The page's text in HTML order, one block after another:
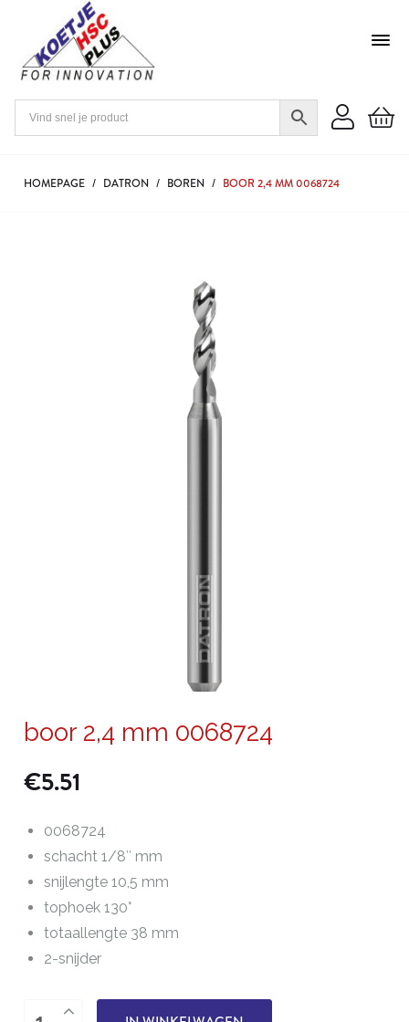
HOMEPAGE / DATRON / BOREN / BOOR 2,4 MM 0068724
boor 2,4 mm 0068724
€5.51
0068724
schacht 1/8″ mm
snijlengte 10,5 mm
tophoek 130°
totaallengte 38 mm
2-snijder